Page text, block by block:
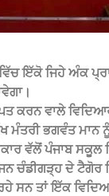
ਇੱਕੋ ਜਿਹੇ ਅੰਕ
ਕਰਨ ਵਾਲੇ
ਭਗਵੰਤ ਮਾਨ ਨੂੰ
ਵੱਲੋਂ ਪੰਜਾਬ ਸਕੂਲ
ਚੰਡੀਗੜ੍ਹ ਦੇ ਟੈਗੋਰ
ਸਨ ਤਾਂ ਇੱਕ